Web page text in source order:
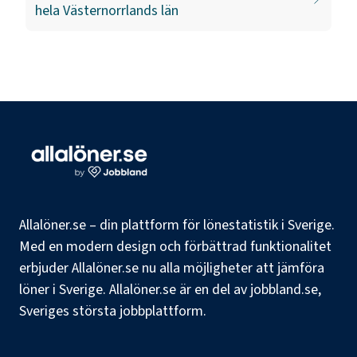
hela Västernorrlands län
Allalöner.se – din plattform för lönestatistik i Sverige.
Med en modern design och förbättrad funktionalitet
erbjuder Allalöner.se nu alla möjligheter att jämföra
löner i Sverige. Allalöner.se är en del av jobbland.se,
Sveriges största jobbplattform.